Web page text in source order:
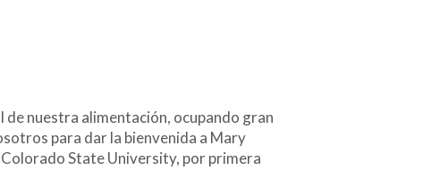
nuestra alimentación, ocupando gran
para dar la bienvenida a Mary
State University, por primera